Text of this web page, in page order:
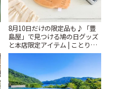
8月10日だけの限定品も♪「豊
島屋」で見つける鳩の日グッズ
と本店限定アイテム | ことりっ
ぷ